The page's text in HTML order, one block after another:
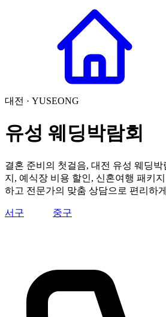
대전 · YUSEONG
유성 웨딩박람회
결혼 준비의 첫걸음, 대전 유성 웨딩박
지, 예식장 비용 할인, 신혼여행 패키
하고 전문가의 맞춤 상담으로 편리하
서구 중구